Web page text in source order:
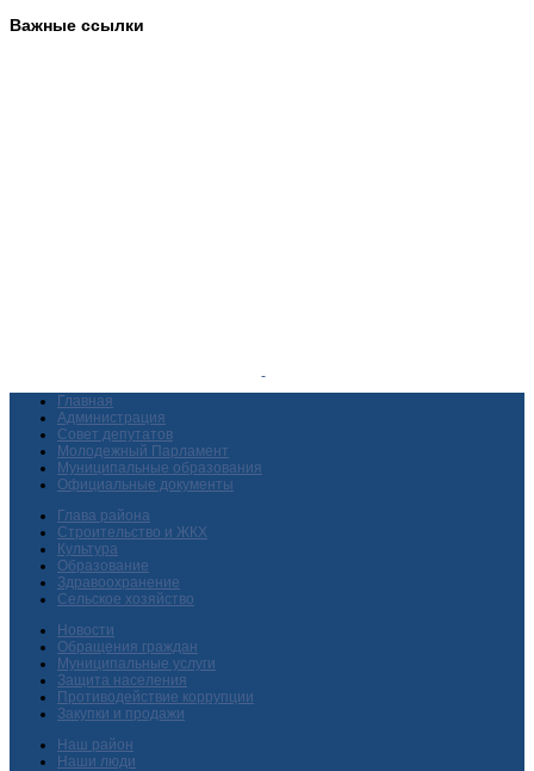
Важные ссылки
Главная
Администрация
Совет депутатов
Молодежный Парламент
Муниципальные образования
Официальные документы
Глава района
Строительство и ЖКХ
Культура
Образование
Здравоохранение
Сельское хозяйство
Новости
Обращения граждан
Муниципальные услуги
Защита населения
Противодействие коррупции
Закупки и продажи
Наш район
Наши люди